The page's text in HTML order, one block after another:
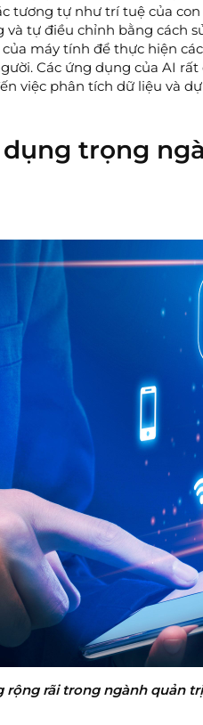
tương tự như trí tuệ của
và tự điều chỉnh bằng cách
của máy tính để thực hiện
Các ứng dụng của AI
việc phân tích dữ liệu và
dụng trọng
rộng rãi trong ngành quản